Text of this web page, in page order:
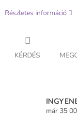
Részletes információ
KÉRDÉS
már 35